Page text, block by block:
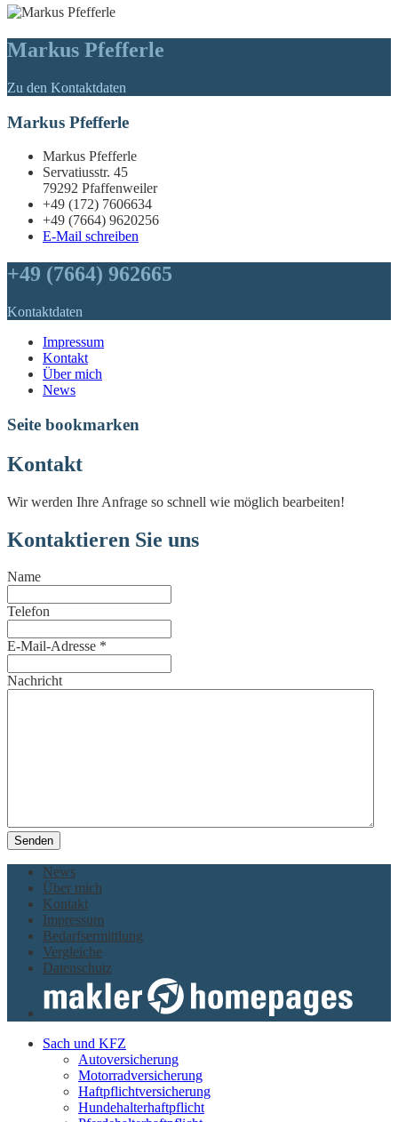
Markus Pfefferle
Zu den Kontaktdaten
Markus Pfefferle
Markus Pfefferle
Servatiusstr. 45
79292 Pfaffenweiler
+49 (172) 7606634
+49 (7664) 9620256
E-Mail schreiben
+49 (7664) 962665
Kontaktdaten
Impressum
Kontakt
Über mich
News
Seite bookmarken
Kontakt
Wir werden Ihre Anfrage so schnell wie möglich bearbeiten!
Kontaktieren Sie uns
Name
Telefon
E-Mail-Adresse *
Nachricht
Senden
News
Über mich
Kontakt
Impressum
Bedarfsermittlung
Vergleiche
Datenschutz
Sach und KFZ
Autoversicherung
Motorradversicherung
Haftpflichtversicherung
Hundehalterhaftpflicht